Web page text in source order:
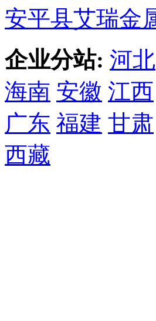
安平县艾瑞金
企业分站: 河北
海南 安徽 江西
广东 福建 甘肃
西藏